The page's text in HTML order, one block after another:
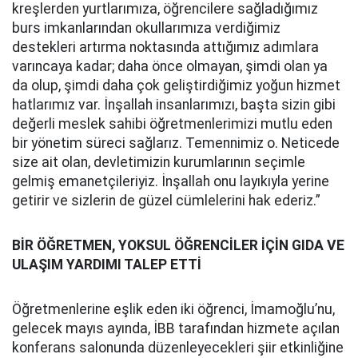
kreşlerden yurtlarımıza, öğrencilere sağladığımız
burs imkanlarından okullarımıza verdiğimiz
destekleri artırma noktasında attığımız adımlara
varıncaya kadar; daha önce olmayan, şimdi olan ya
da olup, şimdi daha çok geliştirdiğimiz yoğun hizmet
hatlarımız var. İnşallah insanlarımızı, başta sizin gibi
değerli meslek sahibi öğretmenlerimizi mutlu eden
bir yönetim süreci sağlarız. Temennimiz o. Neticede
size ait olan, devletimizin kurumlarının seçimle
gelmiş emanetçileriyiz. İnşallah onu layıkıyla yerine
getirir ve sizlerin de güzel cümlelerini hak ederiz.”
BİR ÖĞRETMEN, YOKSUL ÖĞRENCİLER İÇİN GIDA VE
ULAŞIM YARDIMI TALEP ETTİ
Öğretmenlerine eşlik eden iki öğrenci, İmamoğlu’nu,
gelecek mayıs ayında, İBB tarafından hizmete açılan
konferans salonunda düzenleyecekleri şiir etkinliğine